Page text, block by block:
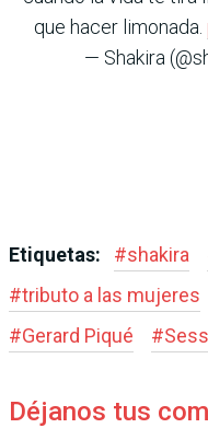
que hacer limonada.
— Shakira
Etiquetas: #shakira
#tributo a las mujeres
#Gerard Piqué #
Déjanos tus